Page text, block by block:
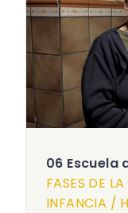
06 Escuela
FASES DE
INFANCIA /